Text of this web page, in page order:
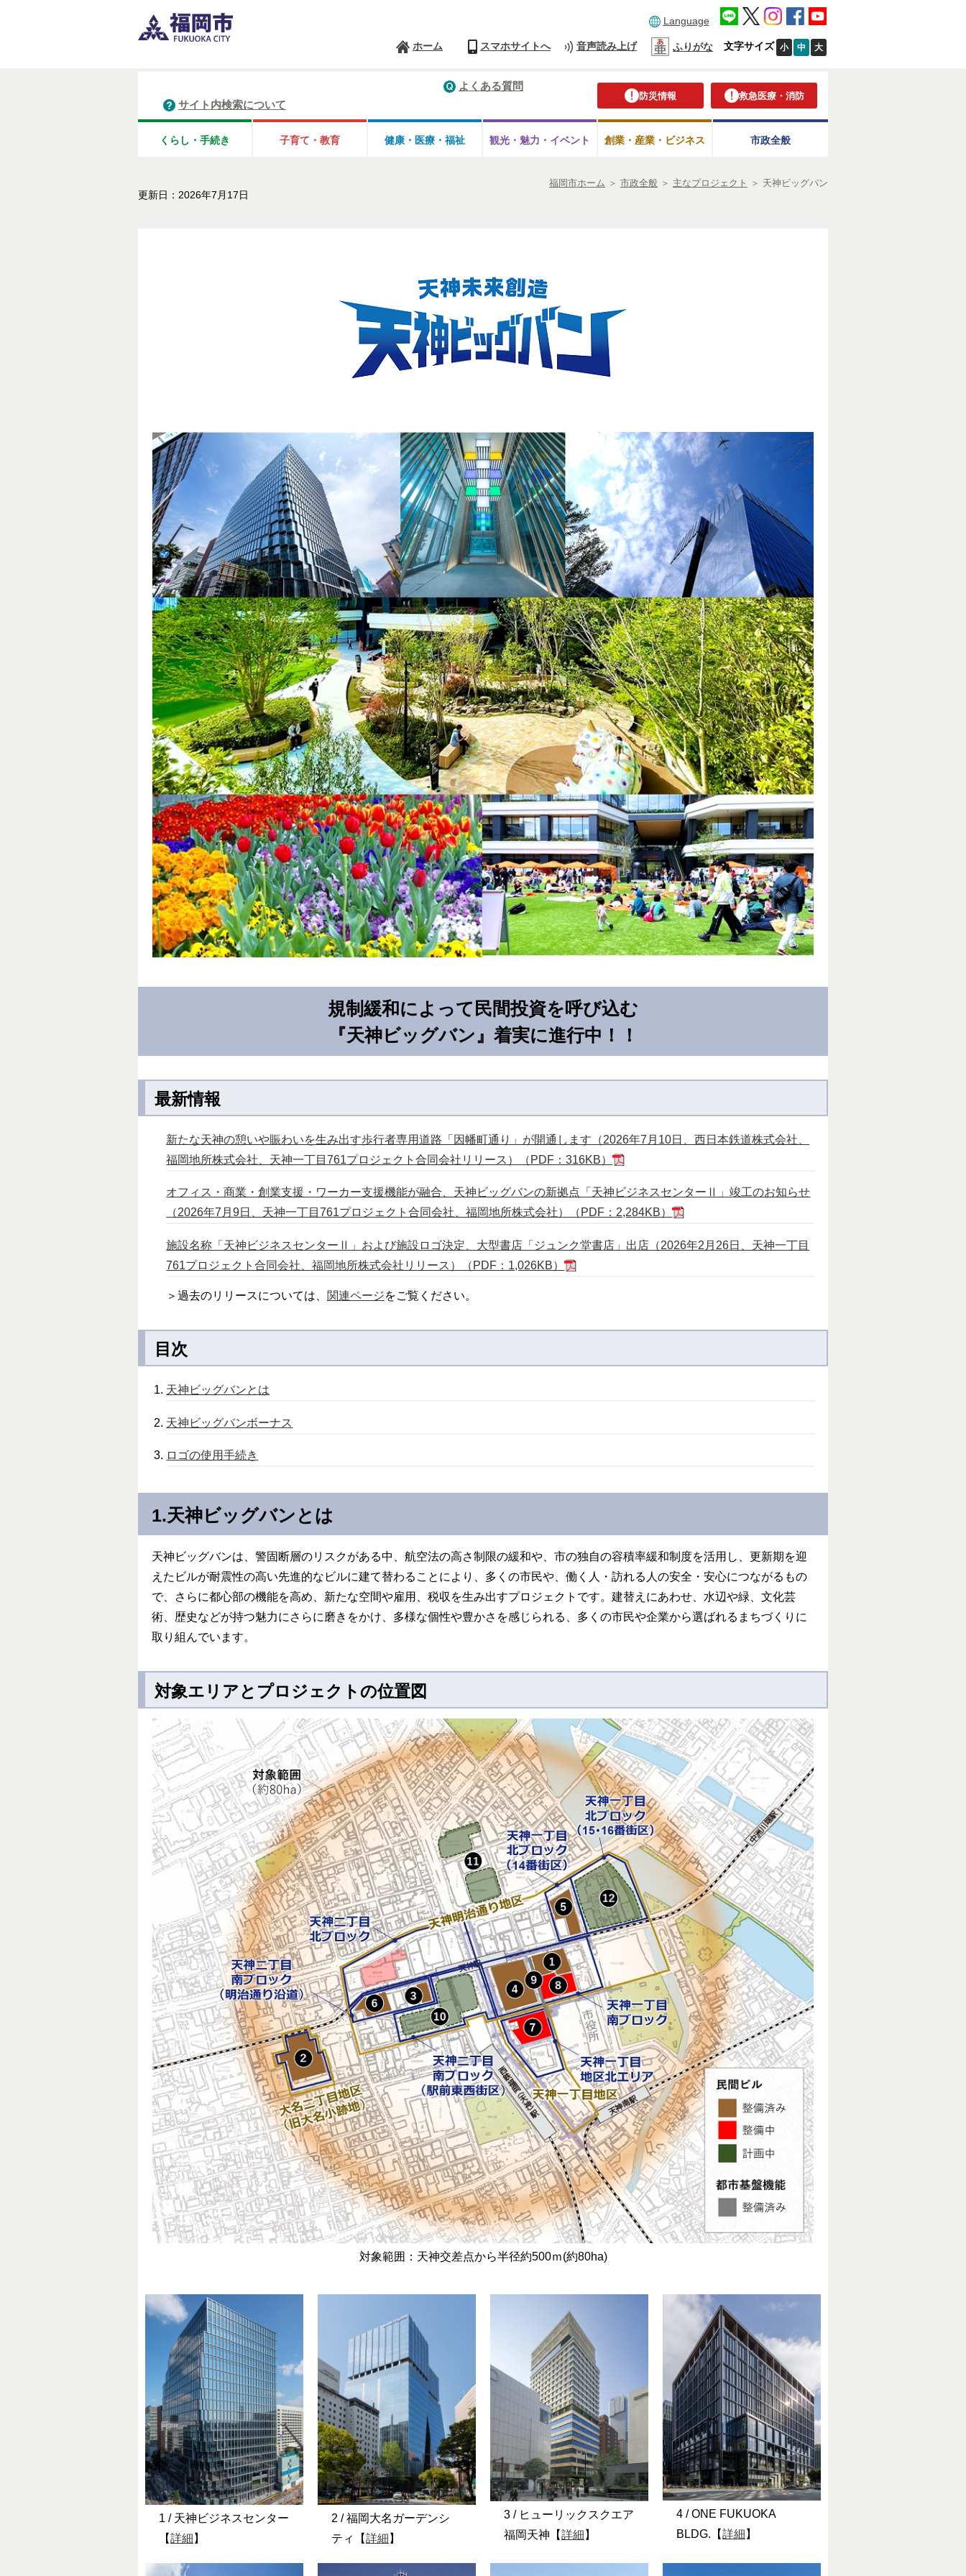
Language
ホーム スマホサイトへ 音声読み上げ ふりがな 文字サイズ 小 中 大
防災情報 救急医療・消防
よくある質問
サイト内検索について
くらし・手続き 子育て・教育 健康・医療・ 福祉 観光・魅力・ イベント 創業・産業・ビジネス 市政全般
福岡市ホーム ＞ 市政全般 ＞ 主なプロジェクト ＞ 天神ビッグバン
更新日：2026年7月17日
規制緩和によって民間投資を呼び込む
『天神ビッグバン』着実に進行中！！
最新情報
新たな天神の憩いや賑わいを生み出す歩行者専用道路「因幡町通り」が開通します（2026年7月10日、西日本鉄道株式会社、
福岡地所株式会社、天神一丁目761プロジェクト合同会社リリース）（PDF：316KB）
オフィス・商業・創業支援・ワーカー支援機能が融合、天神ビッグバンの新拠点「天神ビジネスセンターⅡ」竣工のお知らせ
（2026年7月9日、天神一丁目761プロジェクト合同会社、福岡地所株式会社）（PDF：2,284KB）
施設名称「天神ビジネスセンターⅡ」および施設ロゴ決定、大型書店「ジュンク堂書店」出店（2026年2月26日、天神一丁目
761プロジェクト合同会社、福岡地所株式会社リリース）（PDF：1,026KB）
＞過去のリリースについては、 関連ページをご覧ください。
目次
天神ビッグバンとは
天神ビッグバンボーナス
ロゴの使用手続き
1.天神ビッグバンとは
天神ビッグバンは、警固断層のリスクがある中、航空法の高さ制限の緩和や、市の独自の容積率緩和制度を活用し、更新期を迎
えたビルが耐震性の高い先進的なビルに建て替わることにより、多くの市民や、働く人・訪れる人の安全・安心につながるもの
で、さらに都心部の機能を高め、新たな空間や雇用、税収を生み出すプロジェクトです。建替えにあわせ、水辺や緑、文化芸
術、歴史などが持つ魅力にさらに磨きをかけ、多様な個性や豊かさを感じられる、多くの市民や企業から選ばれるまちづくりに
取り組んでいます。
対象エリアとプロジェクトの位置図
対象範囲：天神交差点から半径約500ｍ(約80ha)
1 / 天神ビジネスセンター
【詳細 】
2 / 福岡大名ガーデンシ
ティ【詳細 】
3 / ヒューリックスクエア
福岡天神【詳細 】
4 / ONE FUKUOKA
BLDG.【詳細 】